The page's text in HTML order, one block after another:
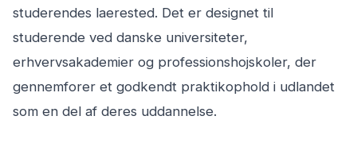
studerendes laerested. Det er designet til
studerende ved danske universiteter,
erhvervsakademier og professionshojskoler, der
gennemforer et godkendt praktikophold i udlandet
som en del af deres uddannelse.